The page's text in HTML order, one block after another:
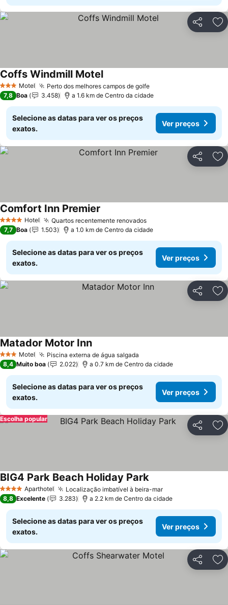
Partilhar
3 EstrelasMotel Perto dos melhores campos de golfeVer preços
Coffs Windmill MotelVer preços
7,8 Boa 3.458 a 1.6 km de Centro da cidade
Selecione as datas para ver os preços
exatos.
Ver preços
Partilhar
4 EstrelasHotel Quartos recentemente renovadosVer preços
Comfort Inn Premier
7,7 Boa 1.503 a 1.0 km de Centro da cidade
Selecione as datas para ver os preços
exatos.
Ver preços
Partilhar
3 EstrelasMotel Piscina externa de água salgada
Matador Motor InnVer preços
8,4 Muito boa 2.022 a 0.7 km de Centro da cidade
Selecione as datas para ver os preços
exatos.
Ver preços
Partilhar
Escolha popular
4 EstrelasAparthotel Localização imbatível à beira-marVer preços
BIG4 Park Beach Holiday ParkVer preços
8,8 Excelente 3.283 a 2.2 km de Centro da cidade
Selecione as datas para ver os preços
exatos.
Ver preços
Partilhar